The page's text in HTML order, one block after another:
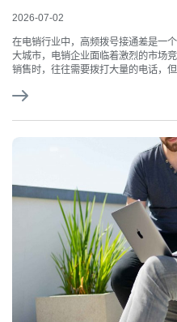
2026-07-02
在电销行业中，高频拨号接通差是一
大城市，电销企业面临着激烈的市场
销售时，往往需要拨打大量的电话，